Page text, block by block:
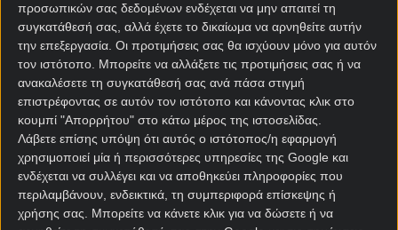
προσωπικών σας δεδομένων ενδέχεται να μην απαιτεί τη
συγκατάθεσή σας, αλλά έχετε το δικαίωμα να αρνηθείτε αυτήν
την επεξεργασία. Οι προτιμήσεις σας θα ισχύουν μόνο για αυτόν
τον ιστότοπο. Μπορείτε να αλλάξετε τις προτιμήσεις σας ή να
ανακαλέσετε τη συγκατάθεσή σας ανά πάσα στιγμή
επιστρέφοντας σε αυτόν τον ιστότοπο και κάνοντας κλικ στο
κουμπί "Απορρήτου" στο κάτω μέρος της ιστοσελίδας.
Λάβετε επίσης υπόψη ότι αυτός ο ιστότοπος/η εφαρμογή
χρησιμοποιεί μία ή περισσότερες υπηρεσίες της Google και
ενδέχεται να συλλέγει και να αποθηκεύει πληροφορίες που
περιλαμβάνουν, ενδεικτικά, τη συμπεριφορά επίσκεψης ή
χρήσης σας. Μπορείτε να κάνετε κλικ για να δώσετε ή να
Αρχική Σελίδα
Χρήστος Σωτηρακόπουλος
Προγνωστικά
Βαθμολογίες - Στατιστικά
Κουπόνι
Πρόγραμμα TV
Προσφορές*